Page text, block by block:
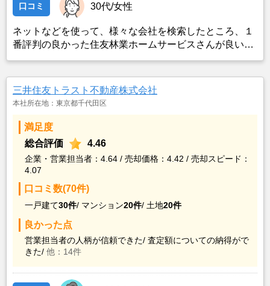
口コミ 30代/女性
ネットなどを使って、様々な会社を検索したところ、１
番評判の良かった住友林業ホームサービスさんが良いの
イスの影響もあった。
三井住友トラスト不動産株式会社
本社所在地：東京都千代田区
満足度
総合評価
4.46
企業・営業担当者：4.64 / 売却価格：4.42 / 売却スピード：
4.07
口コミ数(70件)
一戸建て30件/ マンション20件/ 土地20件
良かった点
営業担当者の人柄が信頼できた/ 査定額についての納得がで
きた/ 他：14件